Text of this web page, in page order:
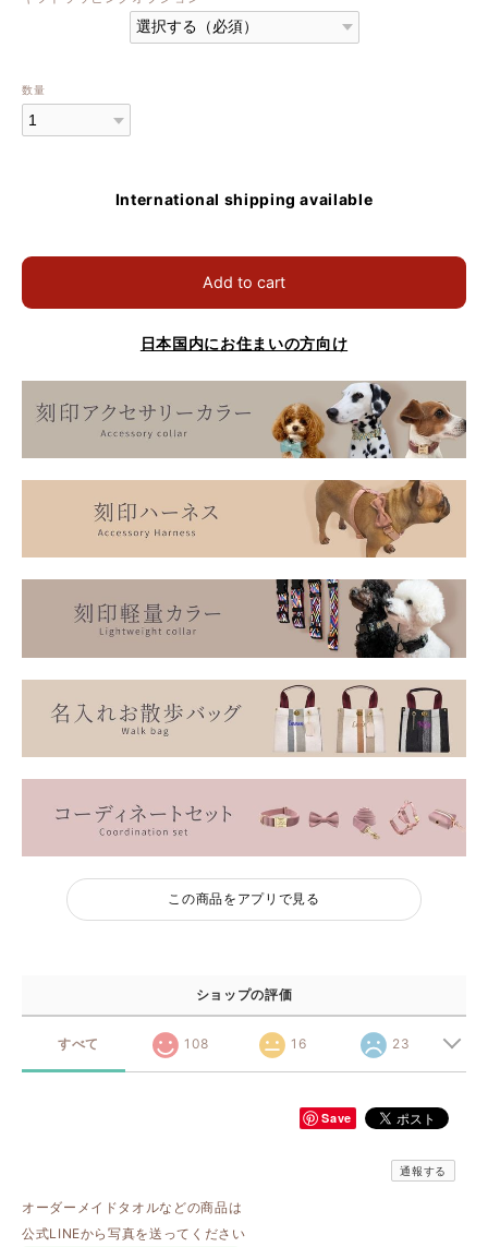
数量
International shipping available
Add to cart
日本国内にお住まいの方向け
この商品をアプリで見る
ショップの評価
すべて 108 16 23
Save
通報する
オーダーメイドタオルなどの商品は
公式LINEから写真を送ってください